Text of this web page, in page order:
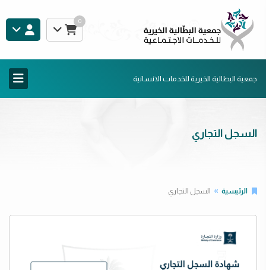
0
جمعية البطالية الخيرية للخدمات الانسانية
السجل التجاري
الرئيسية السجل التجاري